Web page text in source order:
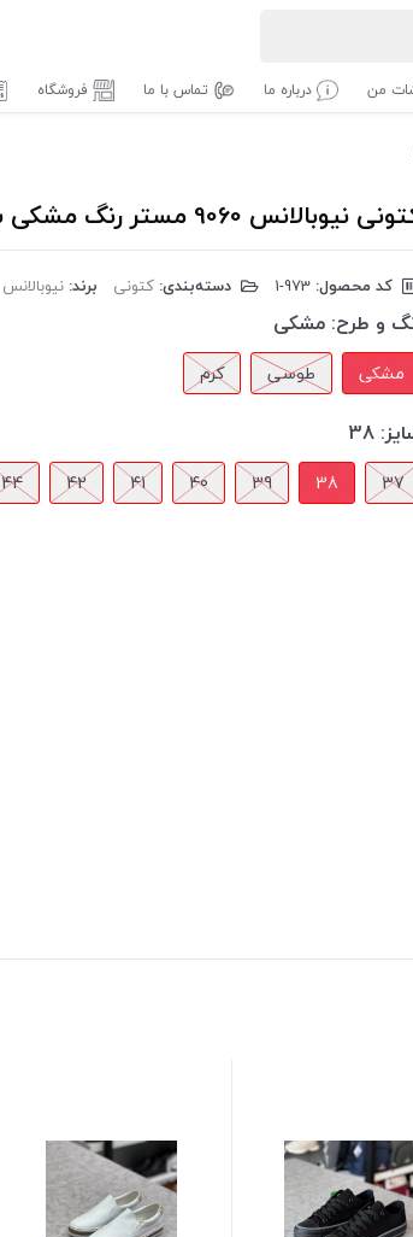
من درباره ما تماس با ما فروشگاه
نیوبالانس 9060 مستر رنگ مشکی سایز 38
کد محصول: دسته‌بندی: کتونی برند: نیوبالانس
و طرح: مشکی
مشکی طوسی کرم
38
37
38
39
40
41
42
44